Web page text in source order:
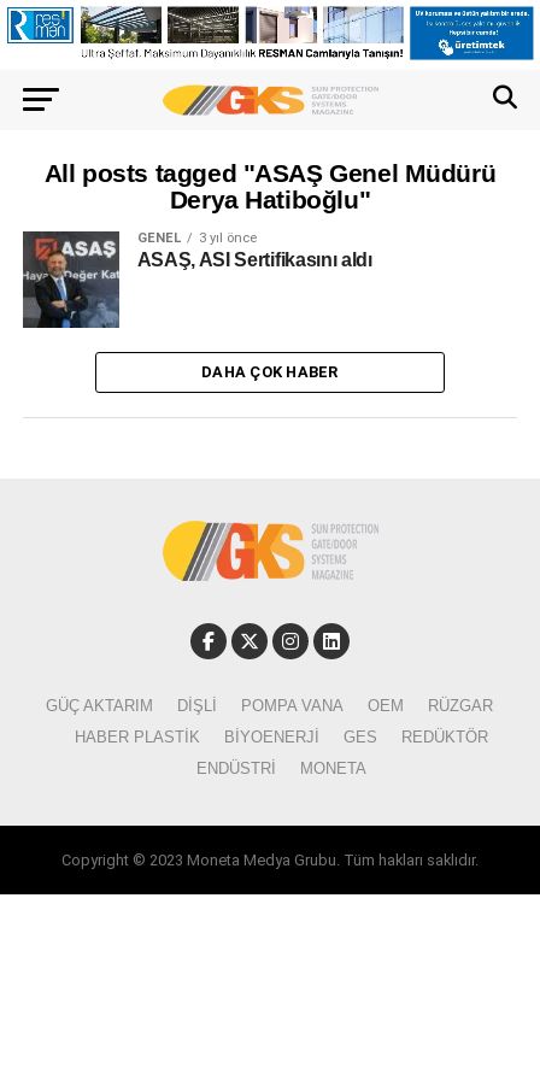
All posts tagged "ASAŞ Genel Müdürü
Derya Hatiboğlu"
GENEL 3 yıl önce
ASAŞ, ASI Sertifikasını aldı
DAHA ÇOK HABER
GÜÇ AKTARIM DIŞLI POMPA VANA OEM
RÜZGAR
HABER PLASTIK
BIYOENERJI GES
REDÜKTÖR
ENDÜSTRI
MONETA
Copyright © 2023 Moneta Medya Grubu. Tüm hakları saklıdır.